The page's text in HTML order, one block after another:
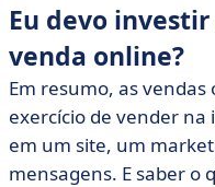
Eu devo
venda online?
Em resumo, as
exercício de vender
em um site, um
mensagens. E saber o